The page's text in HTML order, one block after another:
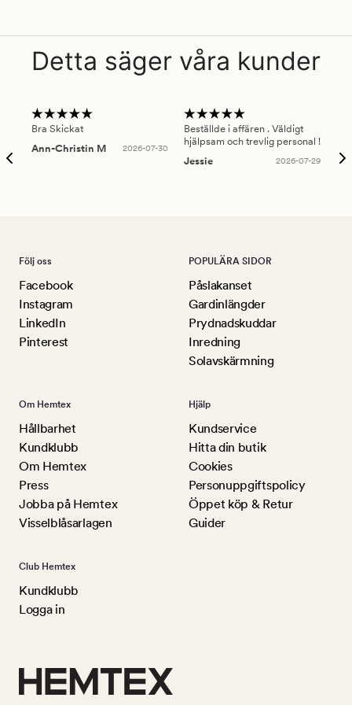
Detta säger våra kunder
Bra Skickat
Ann-Christin M
2026-07-30
Beställde i affären . Väldigt
hjälpsam och trevlig personal !
Jessie
2026-07-29
Följ oss
Facebook
Instagram
LinkedIn
Pinterest
POPULÄRA SIDOR
Påslakanset
Gardinlängder
Prydnadskuddar
Inredning
Solavskärmning
Om Hemtex
Hållbarhet
Kundklubb
Om Hemtex
Press
Jobba på Hemtex
Visselblåsarlagen
Hjälp
Kundservice
Hitta din butik
Cookies
Personuppgiftspolicy
Öppet köp & Retur
Guider
Club Hemtex
Kundklubb
Logga in